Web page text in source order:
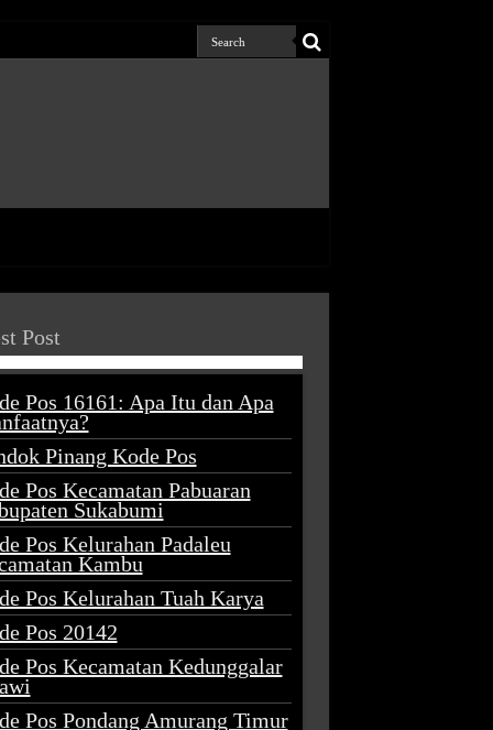
Post
Pos 16161: Apa Itu dan Apa
Pinang Kode Pos
Pos Kecamatan Pabuaran
Sukabumi
Pos Kelurahan Padaleu
Kambu
Pos Kelurahan Tuah Karya
Pos 20142
Pos Kecamatan Kedunggalar
Pos Pondang Amurang Timur